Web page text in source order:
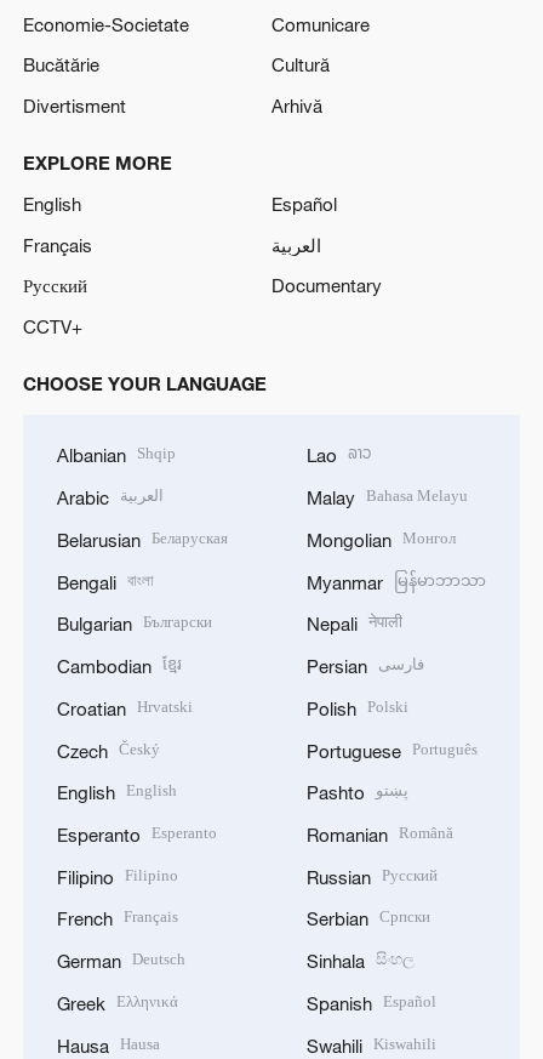
Economie-Societate
Comunicare
Bucătărie
Cultură
Divertisment
Arhivă
EXPLORE MORE
English
Español
Français
العربية
Русский
Documentary
CCTV+
CHOOSE YOUR LANGUAGE
Albanian Shqip
Arabic العربية
Belarusian Беларуская
Bengali বাংলা
Bulgarian Български
Cambodian ខ្មែរ
Croatian Hrvatski
Czech Český
English English
Esperanto Esperanto
Filipino Filipino
French Français
German Deutsch
Greek Ελληνικά
Hausa Hausa
Lao ລາວ
Malay Bahasa Melayu
Mongolian Монгол
Myanmar မြန်မာဘာသာ
Nepali नेपाली
Persian فارسی
Polish Polski
Portuguese Português
Pashto پښتو
Romanian Română
Russian Русский
Serbian Српски
Sinhala සිංහල
Spanish Español
Swahili Kiswahili